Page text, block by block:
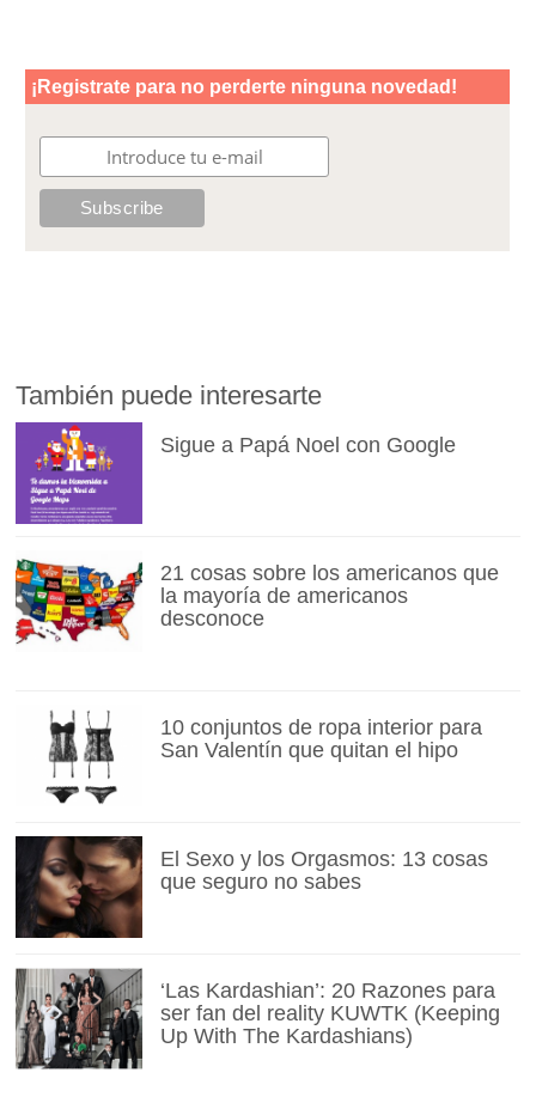
También puede interesarte
Sigue a Papá Noel con Google
21 cosas sobre los americanos que
la mayoría de americanos
desconoce
10 conjuntos de ropa interior para
San Valentín que quitan el hipo
El Sexo y los Orgasmos: 13 cosas
que seguro no sabes
‘Las Kardashian’: 20 Razones para
ser fan del reality KUWTK (Keeping
Up With The Kardashians)